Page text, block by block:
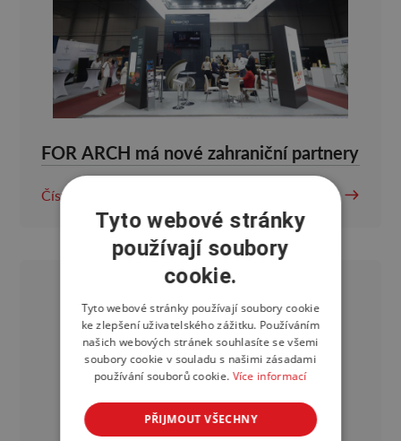
FOR ARCH má nové zahraniční partnery
Číst více
Tyto webové stránky
používají soubory
cookie.
Tyto webové stránky používají soubory cookie
ke zlepšení uživatelského zážitku. Používáním
našich webových stránek souhlasíte se všemi
soubory cookie v souladu s našimi zásadami
používání souborů cookie. Více informací
PŘIJMOUT VŠECHNY